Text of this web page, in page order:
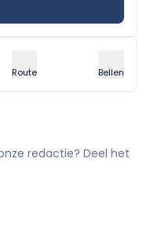
Route Bellen
redactie? Deel het